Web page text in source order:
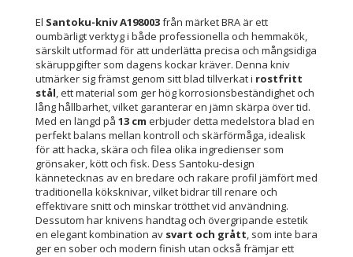
El Santoku-kniv A198003från märket BRA är ett
oumbärligt verktyg i både professionella och hemmakök,
särskilt utformad för att underlätta precisa och mångsidiga
skäruppgifter som dagens kockar kräver. Denna kniv
utmärker sig främst genom sitt blad tillverkat i rostfritt
stål , ett material som ger hög korrosionsbeständighet och
lång hållbarhet, vilket garanterar en jämn skärpa över tid.
Med en längd på 13 cm erbjuder detta medelstora blad en
perfekt balans mellan kontroll och skärförmåga, idealisk
för att hacka, skära och filea olika ingredienser som
grönsaker, kött och fisk. Dess Santoku-design
kännetecknas av en bredare och rakare profil jämfört med
traditionella köksknivar, vilket bidrar till renare och
effektivare snitt och minskar trötthet vid användning.
Dessutom har knivens handtag och övergripande estetik
en elegant kombination av svart och grått , som inte bara
ger en sober och modern finish utan också främjar ett